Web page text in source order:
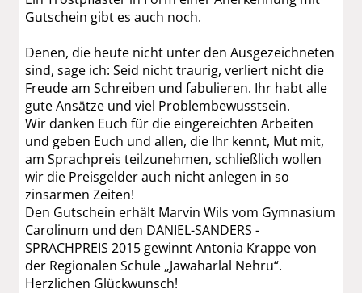
Gutschein gibt es auch noch.
Denen, die heute nicht unter den Ausgezeichneten
sind, sage ich: Seid nicht traurig, verliert nicht die
Freude am Schreiben und fabulieren. Ihr habt alle
gute Ansätze und viel Problembewusstsein.
Wir danken Euch für die eingereichten Arbeiten
und geben Euch und allen, die Ihr kennt, Mut mit,
am Sprachpreis teilzunehmen, schließlich wollen
wir die Preisgelder auch nicht anlegen in so
zinsarmen Zeiten!
Den Gutschein erhält Marvin Wils vom Gymnasium
Carolinum und den DANIEL-SANDERS -
SPRACHPREIS 2015 gewinnt Antonia Krappe von
der Regionalen Schule „Jawaharlal Nehru“.
Herzlichen Glückwunsch!